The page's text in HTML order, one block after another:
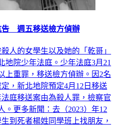
告 週五移送檢方偵辦
人的女學生以及她的「乾哥」
地院少年法庭。少年法庭3月21
上重罪，移送檢方偵辦。因2名
，新北地院預定4月12日移送
庭移送案由為殺人罪，檢察官
。更多新聞：去（2023）年12
到死者楊姓同學班上找朋友，